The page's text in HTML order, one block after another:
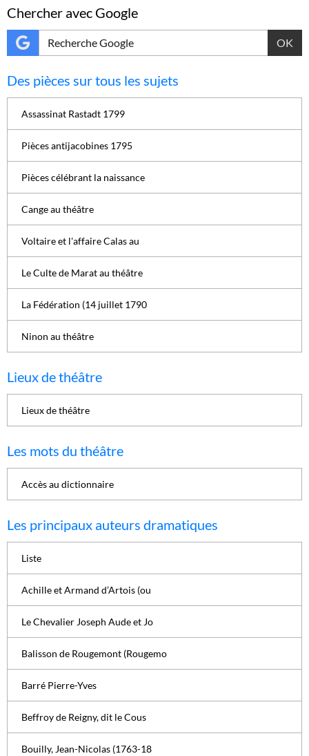
Chercher avec Google
OK
Des pièces sur tous les sujets
Assassinat Rastadt 1799
Pièces antijacobines 1795
Pièces célébrant la naissance
Cange au théâtre
Voltaire et l'affaire Calas au
Le Culte de Marat au théâtre
La Fédération (14 juillet 1790
Ninon au théâtre
Lieux de théâtre
Lieux de théâtre
Les mots du théâtre
Accès au dictionnaire
Les principaux auteurs dramatiques
Liste
Achille et Armand d’Artois (ou
Le Chevalier Joseph Aude et Jo
Balisson de Rougemont (Rougemo
Barré Pierre-Yves
Beffroy de Reigny, dit le Cous
Bouilly, Jean-Nicolas (1763-18